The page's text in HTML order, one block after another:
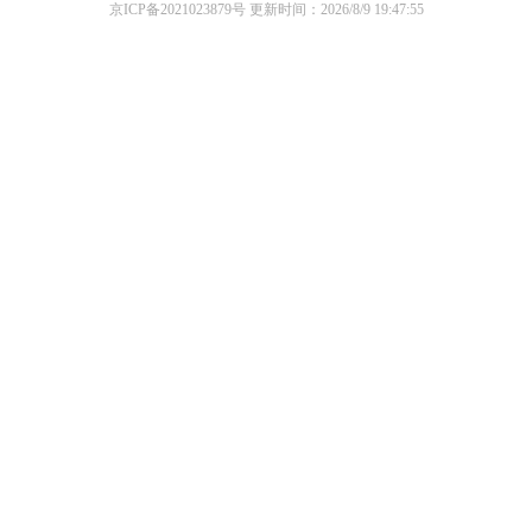
京ICP备2021023879号更新时间：2026/8/9 19:47:55